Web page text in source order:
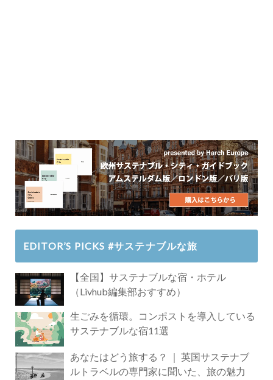
EDITOR’S PICKS #サステナブルな旅
【全国】サステナブルな宿・ホテル
（Livhub編集部おすすめ）
生ごみを循環。コンポストを導入している
サステナブルな宿11選
あなたはどう旅する？ ｜ 英国サステナブ
ルトラベルの専門家に聞いた、旅の魅力